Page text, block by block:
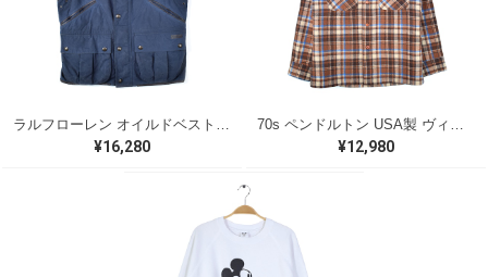
¥16,280 ¥12,980